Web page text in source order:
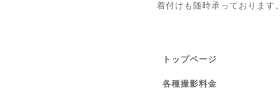
着付けも随時承っております。
トップページ
各種撮影料金